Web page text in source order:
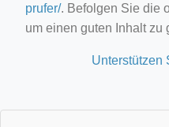
prufer/. Befolgen Sie die
um einen guten Inhalt zu
Unterstützen